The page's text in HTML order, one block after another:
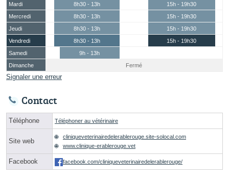
Mardi
8h30 - 13h
15h - 19h30
Mercredi
8h30 - 13h
15h - 19h30
Jeudi
8h30 - 13h
15h - 19h30
Vendredi
8h30 - 13h
15h - 19h30
Samedi
9h - 13h
Dimanche
Fermé
Signaler une erreur
Contact
Téléphone Téléphoner au vétérinaire
Site web
cliniqueveterinairedelerablerouge.site-solocal.com
www.clinique-erablerouge.vet
Facebook facebook.com/cliniqueveterinairedelerablerouge/